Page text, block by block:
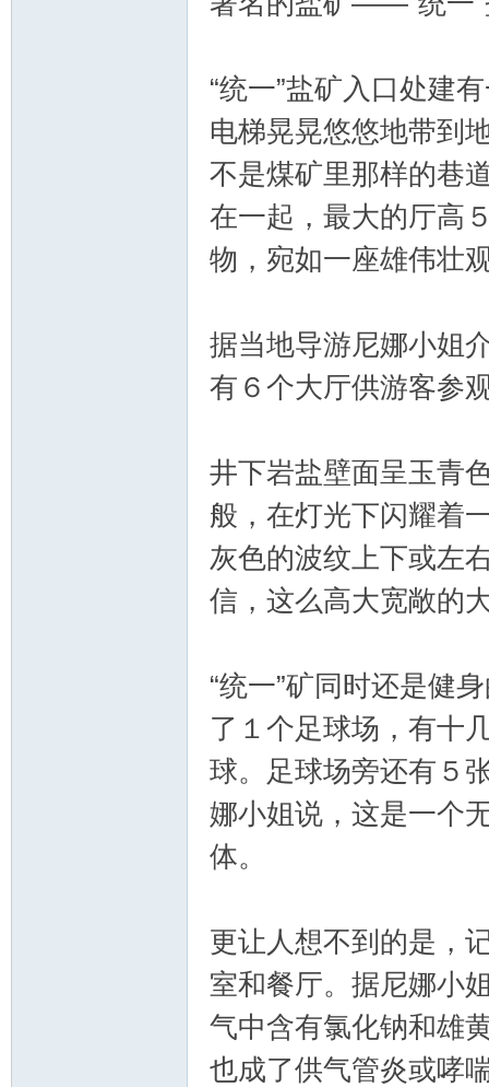
“统一”盐矿入口处建
电梯晃晃悠悠地带到
不是煤矿里那样的巷
在一起，最大的厅高
物，宛如一座雄伟壮
据当地导游尼娜小姐
有６个大厅供游客参
井下岩盐壁面呈玉青
般，在灯光下闪耀着
灰色的波纹上下或左
信，这么高大宽敞的
“统一”矿同时还是健
了１个足球场，有十
球。足球场旁还有５
娜小姐说，这是一个
体。
更让人想不到的是，
室和餐厅。据尼娜小
气中含有氯化钠和雄
也成了供气管炎或哮